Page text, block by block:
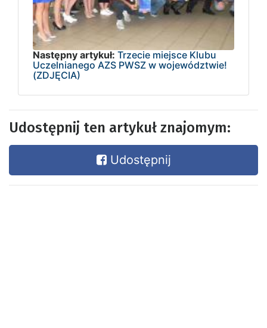
Następny artykuł: Trzecie miejsce Klubu
Uczelnianego AZS PWSZ w województwie!
(ZDJĘCIA)
Udostępnij ten artykuł znajomym:
Udostępnij